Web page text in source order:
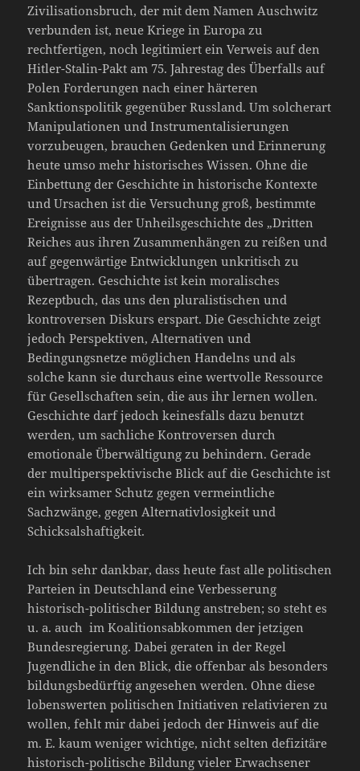
Zivilisationsbruch, der mit dem Namen Auschwitz
verbunden ist, neue Kriege in Europa zu
rechtfertigen, noch legitimiert ein Verweis auf den
Hitler-Stalin-Pakt am 75. Jahrestag des Überfalls auf
Polen Forderungen nach einer härteren
Sanktionspolitik gegenüber Russland. Um solcherart
Manipulationen und Instrumentalisierungen
vorzubeugen, brauchen Gedenken und Erinnerung
heute umso mehr historisches Wissen. Ohne die
Einbettung der Geschichte in historische Kontexte
und Ursachen ist die Versuchung groß, bestimmte
Ereignisse aus der Unheilsgeschichte des „Dritten
Reiches aus ihren Zusammenhängen zu reißen und
auf gegenwärtige Entwicklungen unkritisch zu
übertragen. Geschichte ist kein moralisches
Rezeptbuch, das uns den pluralistischen und
kontroversen Diskurs erspart. Die Geschichte zeigt
jedoch Perspektiven, Alternativen und
Bedingungsnetze möglichen Handelns und als
solche kann sie durchaus eine wertvolle Ressource
für Gesellschaften sein, die aus ihr lernen wollen.
Geschichte darf jedoch keinesfalls dazu benutzt
werden, um sachliche Kontroversen durch
emotionale Überwältigung zu behindern. Gerade
der multiperspektivische Blick auf die Geschichte ist
ein wirksamer Schutz gegen vermeintliche
Sachzwänge, gegen Alternativlosigkeit und
Schicksalshaftigkeit.
Ich bin sehr dankbar, dass heute fast alle politischen
Parteien in Deutschland eine Verbesserung
historisch-politischer Bildung anstreben; so steht es
u. a. auch im Koalitionsabkommen der jetzigen
Bundesregierung. Dabei geraten in der Regel
Jugendliche in den Blick, die offenbar als besonders
bildungsbedürftig angesehen werden. Ohne diese
lobenswerten politischen Initiativen relativieren zu
wollen, fehlt mir dabei jedoch der Hinweis auf die
m. E. kaum weniger wichtige, nicht selten defizitäre
historisch-politische Bildung vieler Erwachsener